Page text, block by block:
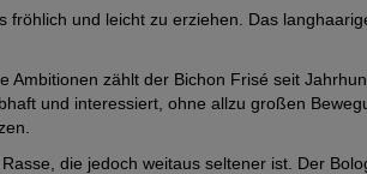
fröhlich und leicht zu erziehen. Das
Ambitionen zählt der Bichon Frisé seit
und interessiert, ohne allzu großen
die jedoch weitaus seltener ist. Der